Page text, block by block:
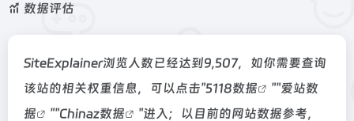
数据评估
SiteExplainer浏览人数已经达到9,507，如你需要查询
该站的相关权重信息，可以点击"5118数据 ""爱站数
据
""Chinaz数据
"进入；以目前的网站数据参考，